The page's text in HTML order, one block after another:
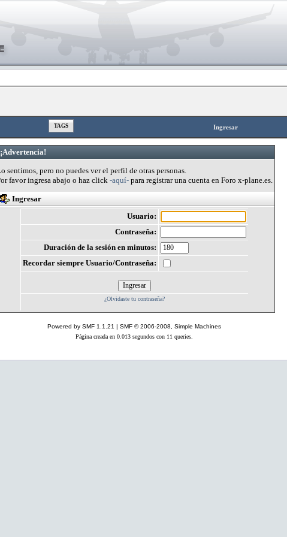
TAGS Ingresar
¡Advertencia!
sentimos, pero no puedes ver el perfil de otras personas.
favor ingresa abajo o haz click -aquí-para registrar una cuenta en Foro x-plane.es.
Ingresar
Usuario:
Contraseña:
Duración de la sesión en minutos:
Recordar siempre Usuario/Contraseña:
¿Olvidaste tu contraseña?
Powered by SMF 1.1.21 | SMF © 2006-2008, Simple Machines
Página creada en 0.013 segundos con 11 queries.